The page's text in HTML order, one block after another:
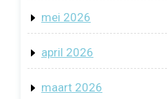
mei 2026
april 2026
maart 2026